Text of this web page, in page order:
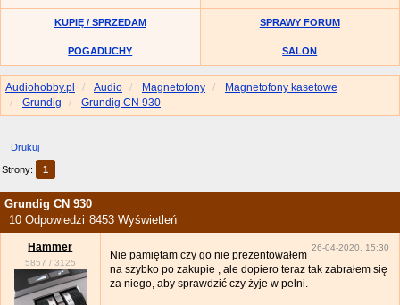
KUPIĘ / SPRZEDAM SPRAWY FORUM
POGADUCHY SALON
Audiohobby.pl Audio Magnetofony
Magnetofony kasetowe
Grundig
Grundig CN 930
Drukuj
Strony: 1
Grundig CN 930
10 Odpowiedzi 8453 Wyświetleń
Hammer
5857 / 3125
26-04-2020, 15:30
Nie pamiętam czy go nie prezentowałem
na szybko po zakupie , ale dopiero teraz tak zabrałem się
za niego, aby sprawdzić czy żyje w pełni.